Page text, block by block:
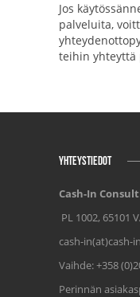
Jos
palveluita,
teihin yhteyttä
YHTEYSTIEDOT
Cash-In
PL 1002, 65101
cash-in(at)cash-
Vaihde: +358
Perinnän